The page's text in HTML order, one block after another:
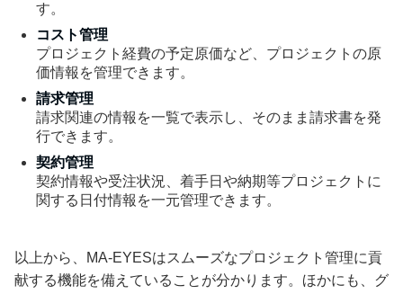
す。
コスト管理
プロジェクト経費の予定原価など、プロジェクトの原
価情報を管理できます。
請求管理
請求関連の情報を一覧で表示し、そのまま請求書を発
行できます。
契約管理
契約情報や受注状況、着手日や納期等プロジェクトに
関する日付情報を一元管理できます。
以上から、MA-EYESはスムーズなプロジェクト管理に貢
献する機能を備えていることが分かります。ほかにも、グ